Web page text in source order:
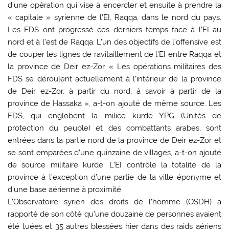
d’une opération qui vise à encercler et ensuite à prendre la
« capitale » syrienne de l’EI, Raqqa, dans le nord du pays.
Les FDS ont progressé ces derniers temps face à l’EI au
nord et à l’est de Raqqa. L’un des objectifs de l’offensive est
de couper les lignes de ravitaillement de l’EI entre Raqqa et
la province de Deir ez-Zor. « Les opérations militaires des
FDS se déroulent actuellement à l’intérieur de la province
de Deir ez-Zor, à partir du nord, à savoir à partir de la
province de Hassaka », a-t-on ajouté de même source. Les
FDS, qui englobent la milice kurde YPG (Unités de
protection du peuple) et des combattants arabes, sont
entrées dans la partie nord de la province de Deir ez-Zor et
se sont emparées d’une quinzaine de villages, a-t-on ajouté
de source militaire kurde. L’EI contrôle la totalité de la
province à l’exception d’une partie de la ville éponyme et
d’une base aérienne à proximité.
L’Observatoire syrien des droits de l’homme (OSDH) a
rapporté de son côté qu’une douzaine de personnes avaient
été tuées et 35 autres blessées hier dans des raids aériens